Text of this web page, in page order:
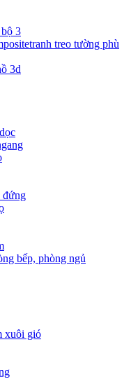
3
tranh treo tường phù
3d
đứng
bếp, phòng ngủ
xuôi gió